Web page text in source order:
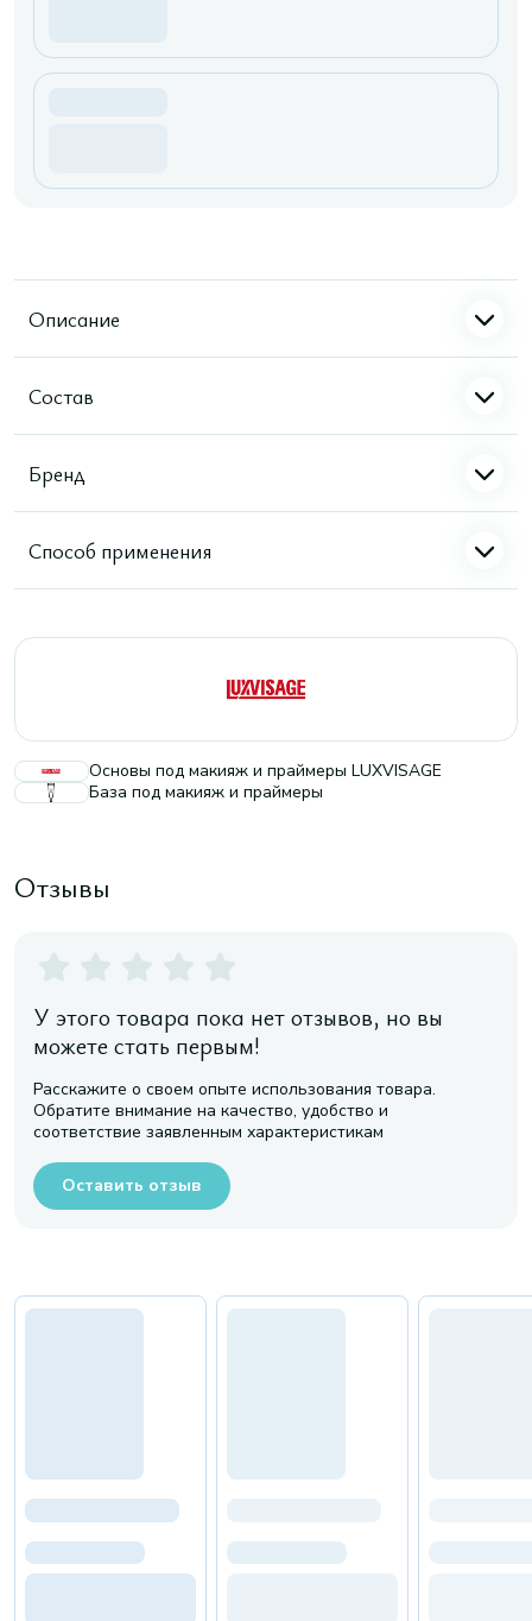
Описание
Состав
Бренд
Способ применения
Основы под макияж и праймеры LUXVISAGE
База под макияж и праймеры
Отзывы
У этого товара пока нет отзывов, но вы
можете стать первым!
Расскажите о своем опыте использования товара.
Обратите внимание на качество, удобство и
соответствие заявленным характеристикам
Оставить отзыв